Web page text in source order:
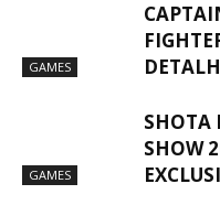
GAMES
GAMES
SHOTA
SHOW